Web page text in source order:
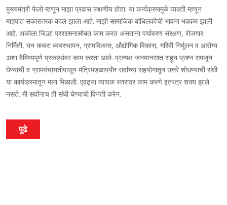
मुख्यमंत्री फेलो म्हणून माझा प्रवास लक्षणीय होता. या कार्यक्रमामुळे व्यक्ती म्हणून
माझ्यात सकारात्मक बदल झाला आहे. माझी सामाजिक बांधिलकीची भावना भक्कम झाली
आहे. अकोला जिल्हा प्रशासनासोबत काम करत असताना पर्यावरण संरक्षण, रोजगार
निर्मिती, घन कचरा व्यवस्थापन, ग्रामविकास, औद्योगिक विकास, गरिबी निर्मूलन व आरोग्य
अशा वैविध्यपूर्ण प्रकल्पांवर काम करता आले. प्रत्यक्ष जनमानसात राहून प्रश्न समजून
घेण्याची व ग्रामपंचायतीपासून मंत्रिमंडळापर्यंत सर्वांच्या सहयोगातून उत्तरे शोधण्याची संधी
या कार्यक्रमातून मला मिळाली. एवढ्या व्यापक स्तरावर काम करणे इतरत्र शक्य झाले
नसते. मी सर्वांनाच ही संधी घेण्याची विनंती करेन.
पुढे